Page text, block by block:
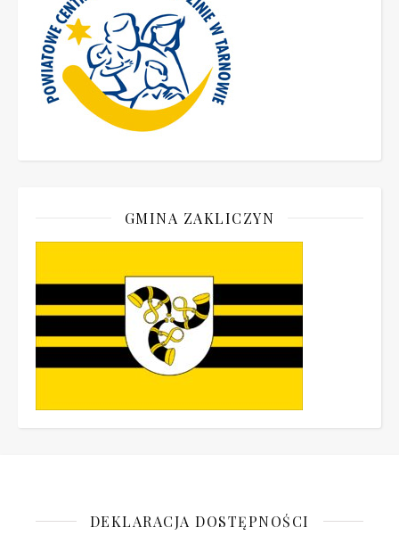
GMINA ZAKLICZYN
DEKLARACJA DOSTĘPNOŚCI